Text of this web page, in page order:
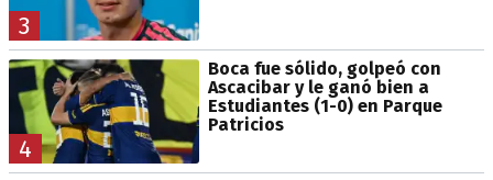
3
4
Boca fue sólido, golpeó con
Ascacibar y le ganó bien a
Estudiantes (1-0) en Parque
Patricios